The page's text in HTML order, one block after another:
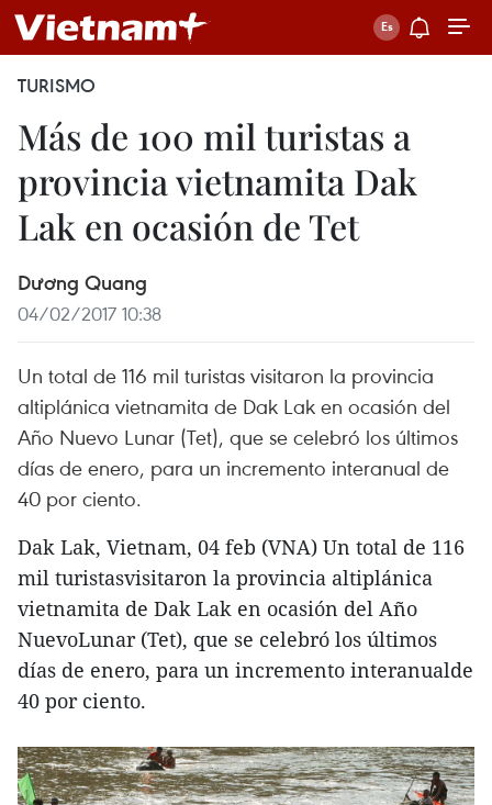
TURISMO
Más de 100 mil turistas a
provincia vietnamita Dak
Lak en ocasión de Tet
Dương Quang
04/02/2017 10:38
Un total de 116 mil turistas visitaron la provincia
altiplánica vietnamita de Dak Lak en ocasión del
Año Nuevo Lunar (Tet), que se celebró los últimos
días de enero, para un incremento interanual de
40 por ciento. ​
Dak Lak, Vietnam, 04 feb (VNA) Un total de 116
mil turistasvisitaron la provincia altiplánica
vietnamita de Dak Lak en ocasión del Año
NuevoLunar (Tet), que se celebró los últimos
días de enero, para un incremento interanualde
40 por ciento.